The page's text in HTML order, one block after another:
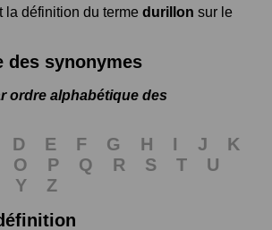
la définition du terme durillon sur le
des synonymes
ordre alphabétique des
D E F G H I J
K
O P Q R S T
U
Y
Z